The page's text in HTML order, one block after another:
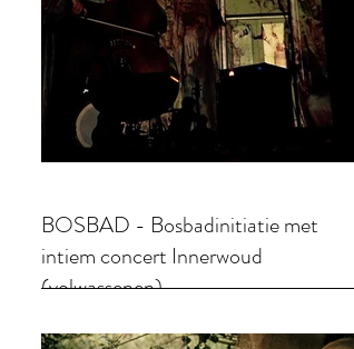
BOSBAD - Bosbadinitiatie met
intiem concert Innerwoud
(volwassenen)